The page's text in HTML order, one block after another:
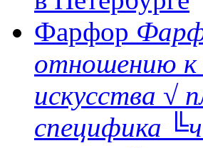
Фарфор
отношению к
искусства √
специфика